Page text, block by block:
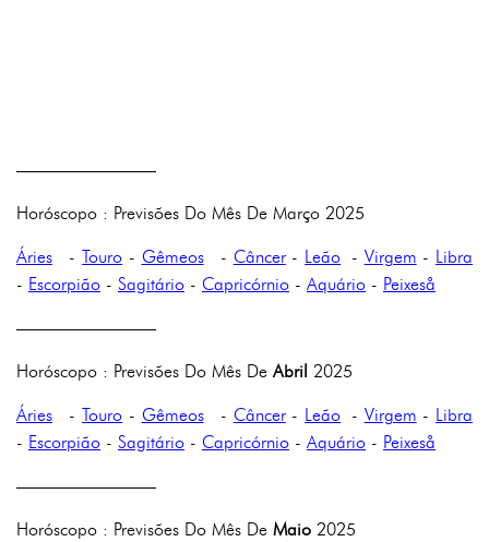
————————
Horóscopo : Previsões Do Mês De Março 2025
Áries -Touro - Gêmeos- Câncer- Leão - Virgem - Libra
- Escorpião - Sagitário - Capricórnio - Aquário - Peixeså
————————
Horóscopo : Previsões Do Mês DeAbril 2025
Áries -Touro - Gêmeos- Câncer- Leão - Virgem - Libra
- Escorpião - Sagitário - Capricórnio - Aquário - Peixeså
————————
Horóscopo : Previsões Do Mês De Maio 2025